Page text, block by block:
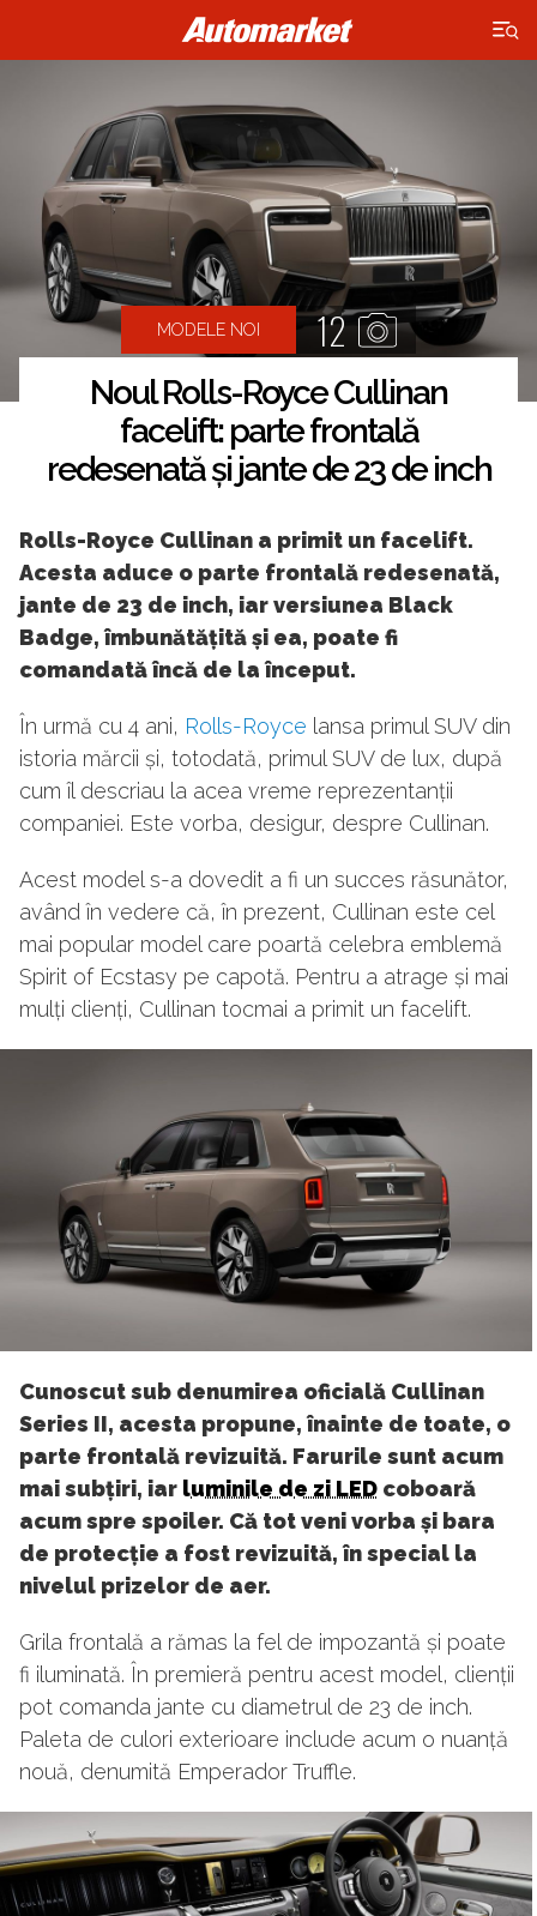
×
MODELE NOI 12
Noul Rolls-Royce Cullinan
facelift: parte frontală
redesenată și jante de 23 de inch
Rolls-Royce Cullinan a primit un facelift.
Acesta aduce o parte frontală redesenată,
jante de 23 de inch, iar versiunea Black
Badge, îmbunătățită și ea, poate fi
comandată încă de la început.
În urmă cu 4 ani, Rolls-Royce lansa primul SUV din
istoria mărcii și, totodată, primul SUV de lux, după
cum îl descriau la acea vreme reprezentanții
companiei. Este vorba, desigur, despre Cullinan.
Acest model s-a dovedit a fi un succes răsunător,
având în vedere că, în prezent, Cullinan este cel
mai popular model care poartă celebra emblemă
Spirit of Ecstasy pe capotă. Pentru a atrage și mai
mulți clienți, Cullinan tocmai a primit un facelift.
Cunoscut sub denumirea oficială Cullinan
Series II, acesta propune, înainte de toate, o
parte frontală revizuită. Farurile sunt acum
mai subțiri, iar luminile de zi LED coboară
acum spre spoiler. Că tot veni vorba și bara
de protecție a fost revizuită, în special la
nivelul prizelor de aer.
Grila frontală a rămas la fel de impozantă și poate
fi iluminată. În premieră pentru acest model, clienții
pot comanda jante cu diametrul de 23 de inch.
Paleta de culori exterioare include acum o nuanță
nouă, denumită Emperador Truffle.